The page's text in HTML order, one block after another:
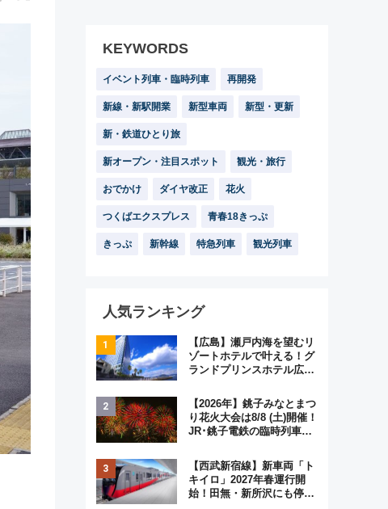
KEYWORDS
イベント列車・臨時列車 再開発
新線・新駅開業 新型車両 新型・更新
新・鉄道ひとり旅
新オープン・注目スポット 観光・旅行
おでかけ ダイヤ改正 花火
つくばエクスプレス 青春18きっぷ
きっぷ 新幹線 特急列車 観光列車
人気ランキング
【広島】瀬戸内海を望むリ
ゾートホテルで叶える！グ
ランドプリンスホテル広島
ジュアルパーティープラン
【2026年】銚子みなとまつ
り花火大会は8/8 (土)開催！
JR･銚子電鉄の臨時列車や
く8,000発の大迫力＆屋台
を満喫
【西武新宿線】新車両「ト
キイロ」2027年春運行開
始！田無・新所沢にも停